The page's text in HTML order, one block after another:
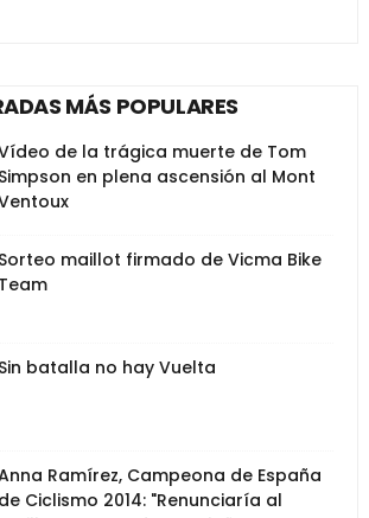
MÁS POPULARES
de la trágica muerte de Tom
Simpson en plena ascensión al Mont
Sorteo maillot firmado de Vicma Bike
Team
Sin batalla no hay Vuelta
Ramírez, Campeona de España
de Ciclismo 2014: "Renunciaría al